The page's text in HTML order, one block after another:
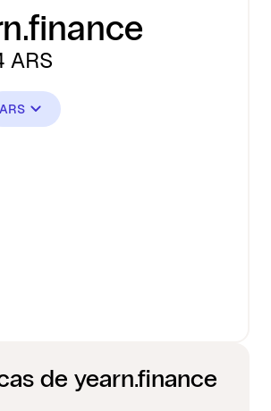
ARS
ARS
de yearn.finance